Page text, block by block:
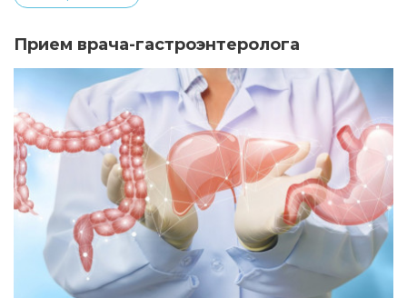
Прием врача-гастроэнтеролога